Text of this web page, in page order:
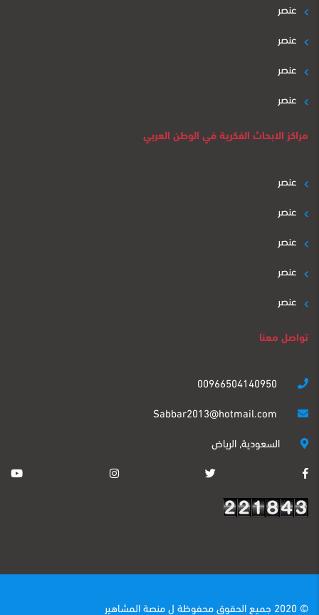
عنصر
عنصر
عنصر
عنصر
مراكز الابحاث الفكرية في الوطن العربي
عنصر
عنصر
عنصر
عنصر
عنصر
تواصل معنا
السعودية, الرياض
© 2020 جميع الحقوق محفوظة ل منصة المشاهير